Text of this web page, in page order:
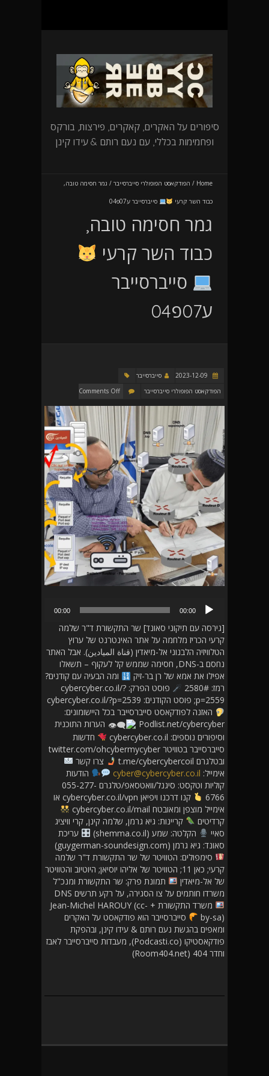
סיפורים על האקרים, קאקרים, פירצות, בורקס
ופחמימות בכללי, עם נעם רותם & עידו קינן
Home
/ הפודקאסט הפופולרי סייברסייבר / גמר חסימה טובה,
כבוד השר קרעי סייברסייבר ע07פ04
גמר חסימה טובה,
כבוד השר קרעי
סייברסייבר
ע07פ04
סייברסייבר
הפודקאסט הפופולרי סייברסייבר
Comments Off
00:00
00:00
[גירסה עם תיקוני סאונד] שר התקשורת ד"ר שלמה
קרעי הכריז מלחמה על אתר האינטרנט של ערוץ
הטלוויזיה הלבנוני אל-מיאדין (قناة الميادين). אבל האתר
נחסם ב-DNS, חסימה שממש קל לעקוף – תשאלו
אפילו את אמא של רן בר-זיק
ומה הבעיה עם קודנים?
רמז: 2580#
פוסט הפרק: cybercyber.co.il/?
p=2559; פוסט הקודנים: cybercyber.co.il/?p=2539
האזנה לפודקאסט סייברסייבר בכל היישומונים:
Podlist.net/cybercyber
הערות התוכנית
וסיפורים נוספים: cybercyber.co.il
חדשות
סייברסייבר בטוויטר twitter.com/ohcybermycyber
ובטלגרם t.me/cybercybercoil
צרו קשר
אימייל: cyber@cybercyber.co.il
הודעות
קוליות וטקסט: סיגנל/וואטסאפ/טלגרם 055-277-
6766
קנו דרכנו ויפיאן cybercyber.co.il/vpn או
אימייל מוצפן ומאובטח cybercyber.co.il/mail
קרדיטים
קריינות: גיא גרמן, שלמה קינן, קרי וויציג
סאיי
הקלטה: שמע (shemma.co.il)
עריכת
סאונד: גיא גרמן (guygerman-soundesign.com)
סימפולים: הטוויטר של שר התקשורת ד"ר שלמה
קרעי; כאן 11; הטוויטר של אליהו יוסיאן; היוטיוב והטוויטר
של אל-מיאדין
תמונת פרק: שר התקשורת ומנכ"ל
משרדו חותמים על צו הסגירה, על רקע תרשים DNS
משרד התקשורת + Jean-Michel HAROUY (cc-
by-sa)
סייברסייבר הוא פודקאסט על האקרים
ומאפים בהגשת נעם רותם & עידו קינן, ובהפקת
פודקאסטיקו (Podcasti.co), מעבדות סייברסייבר לאבז
וחדר 404 (Room404.net)